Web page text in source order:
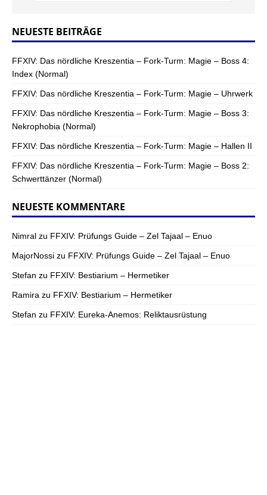
NEUESTE BEITRÄGE
FFXIV: Das nördliche Kreszentia – Fork-Turm: Magie – Boss 4:
Index (Normal)
FFXIV: Das nördliche Kreszentia – Fork-Turm: Magie – Uhrwerk
FFXIV: Das nördliche Kreszentia – Fork-Turm: Magie – Boss 3:
Nekrophobia (Normal)
FFXIV: Das nördliche Kreszentia – Fork-Turm: Magie – Hallen II
FFXIV: Das nördliche Kreszentia – Fork-Turm: Magie – Boss 2:
Schwerttänzer (Normal)
NEUESTE KOMMENTARE
Nimral zu FFXIV: Prüfungs Guide – Zel Tajaal – Enuo
MajorNossi zu FFXIV: Prüfungs Guide – Zel Tajaal – Enuo
Stefan zu FFXIV: Bestiarium – Hermetiker
Ramira zu FFXIV: Bestiarium – Hermetiker
Stefan zu FFXIV: Eureka-Anemos: Reliktausrüstung